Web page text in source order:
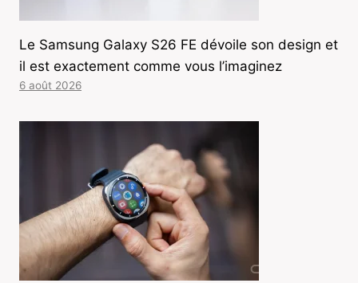
Le Samsung Galaxy S26 FE dévoile son design et
il est exactement comme vous l’imaginez
6 août 2026